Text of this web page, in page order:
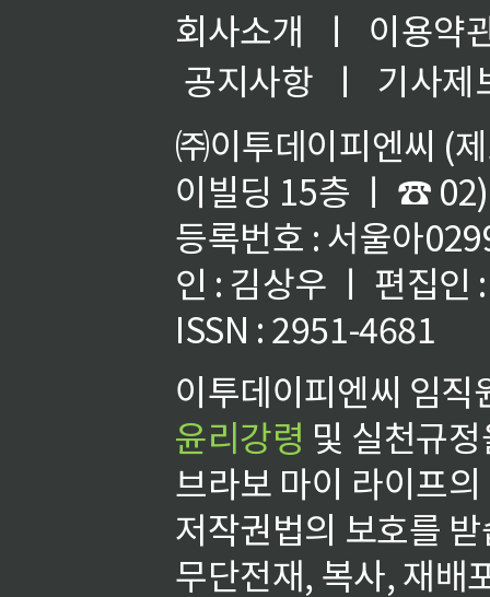
회사소개 ㅣ
이용약
공지사항
ㅣ
기사제
㈜이투데이피엔씨 (
이빌딩 15층 ㅣ ☎
등록번호 : 서울아
인 : 김상우 ㅣ 편집인
ISSN : 2951-4681
이투데이피엔씨 임
윤리강령 및 실천규
브라보 마이 라이프
저작권법의 보호를
무단전재, 복사, 재배